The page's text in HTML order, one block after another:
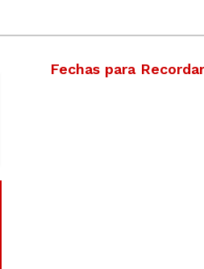
Fechas para Recordar